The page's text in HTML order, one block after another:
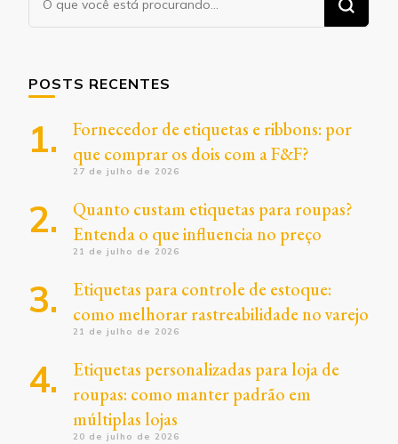
algo?
POSTS RECENTES
Fornecedor de etiquetas e ribbons: por
que comprar os dois com a F&F?
27 de julho de 2026
Quanto custam etiquetas para roupas?
Entenda o que influencia no preço
21 de julho de 2026
Etiquetas para controle de estoque:
como melhorar rastreabilidade no varejo
21 de julho de 2026
Etiquetas personalizadas para loja de
roupas: como manter padrão em
múltiplas lojas
20 de julho de 2026